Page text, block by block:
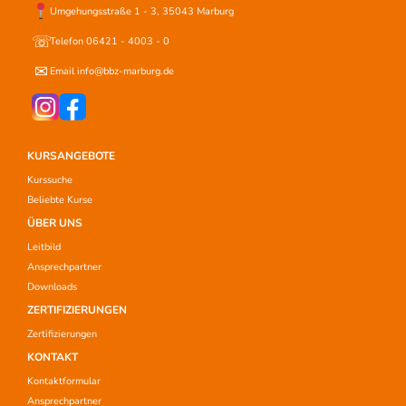
Umgehungsstraße 1 - 3, 35043 Marburg
☏Telefon 06421 - 4003 - 0
✉ Email info@bbz-marburg.de
KURSANGEBOTE
Kurssuche
Beliebte Kurse
ÜBER UNS
Leitbild
Ansprechpartner
Downloads
ZERTIFIZIERUNGEN
Zertifizierungen
KONTAKT
Kontaktformular
Ansprechpartner